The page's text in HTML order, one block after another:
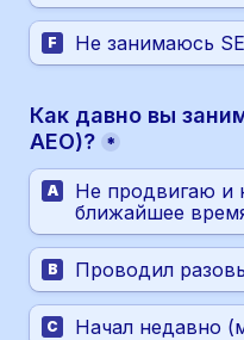
F Не занимаюсь
Как давно вы
AEO)? *
A
Не продвигаю и
ближайшее
B Проводил
C Начал недавно